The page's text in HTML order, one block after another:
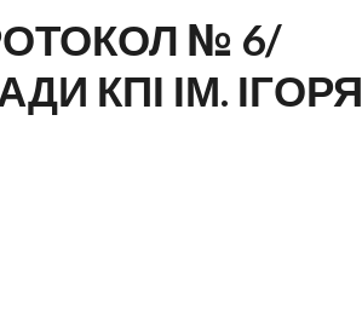
№ 6/
КПІ ІМ. ІГОРЯ